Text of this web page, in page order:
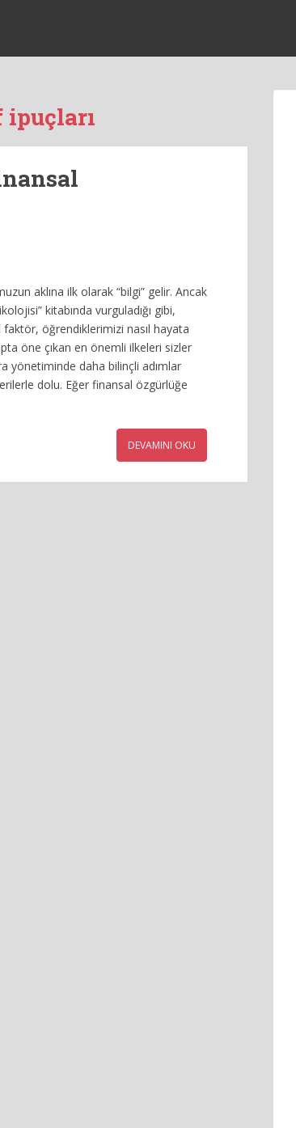
aklına ilk olarak “bilgi” gelir. Ancak
kitabında vurguladığı gibi,
faktör, öğrendiklerimizi nasıl hayata
öne çıkan en önemli ilkeleri sizler
yönetiminde daha bilinçli adımlar
dolu. Eğer finansal özgürlüğe
DEVAMINI OKU